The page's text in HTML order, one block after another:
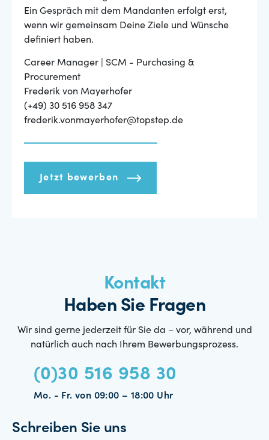
Ein Gespräch mit dem Mandanten erfolgt erst,
wenn wir gemeinsam Deine Ziele und Wünsche
definiert haben.
Career Manager | SCM - Purchasing &
Procurement
Frederik von Mayerhofer
(+49) 30 516 958 347
frederik.vonmayerhofer@topstep.de
Jetzt bewerben
Kontakt
Haben Sie Fragen
Wir sind gerne jederzeit für Sie da – vor, während und
natürlich auch nach Ihrem Bewerbungsprozess.
(0)30 516 958 30
Mo. - Fr. von 09:00 – 18:00 Uhr
Schreiben Sie uns